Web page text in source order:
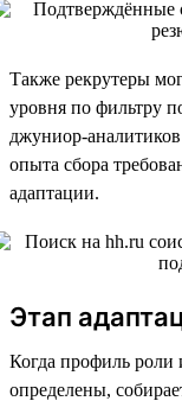
Также рекрутеры
уровня по фильтру
джуниор-
опыта сбора
адаптации.
Этап
Когда профиль роли
определены,